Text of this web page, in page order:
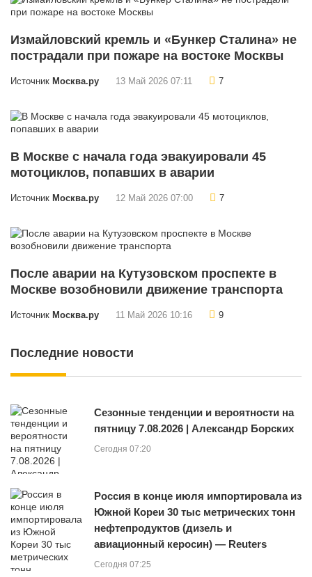
Измайловский кремль и «Бункер Сталина» не
пострадали при пожаре на востоке Москвы
Источник Москва.ру 13 Май 2026 07:11 7
В Москве с начала года эвакуировали 45
мотоциклов, попавших в аварии
Источник Москва.ру 12 Май 2026 07:00 7
После аварии на Кутузовском проспекте в
Москве возобновили движение транспорта
Источник Москва.ру 11 Май 2026 10:16 9
Последние новости
Сезонные тенденции и вероятности на
пятницу 7.08.2026 | Александр Борских
Сегодня 07:20
Россия в конце июля импортировала из
Южной Кореи 30 тыс метрических тонн
нефтепродуктов (дизель и
авиационный керосин) — Reuters
Сегодня 07:25